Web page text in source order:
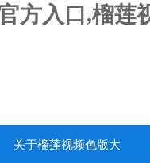
方入口,榴莲
关于榴莲视频色版大